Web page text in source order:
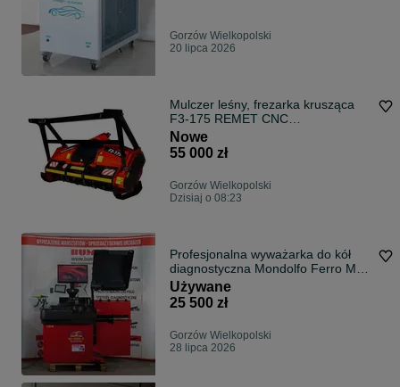
Gorzów Wielkopolski
20 lipca 2026
Mulczer leśny, frezarka krusząca
F3-175 REMET CNC
TECHNOLOGY
Nowe
55 000 zł
Gorzów Wielkopolski
Dzisiaj o 08:23
Profesjonalna wyważarka do kół
diagnostyczna Mondolfo Ferro MT
4000 C - LASER, LED, gwarancja,
dostawa, części, serwis - 100%
made in ITALY
Używane
25 500 zł
Gorzów Wielkopolski
28 lipca 2026